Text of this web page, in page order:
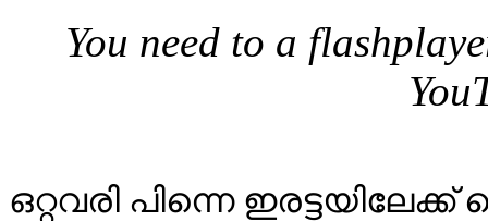
You need to a
ഒറ്റവരി പിന്നെ ഇരട്ടയിലേക്ക്